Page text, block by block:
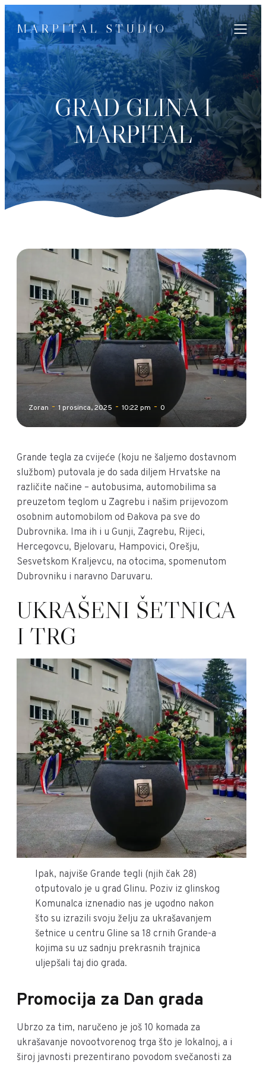
MARPITAL STUDIO
GRAD GLINA I
MARPITAL
Zoran - 1 prosinca, 2025 - 10:22 pm - 0
Grande tegla za cvijeće (koju ne šaljemo dostavnom
službom) putovala je do sada diljem Hrvatske na
različite načine – autobusima, automobilima sa
preuzetom teglom u Zagrebu i našim prijevozom
osobnim automobilom od Đakova pa sve do
Dubrovnika. Ima ih i u Gunji, Zagrebu, Rijeci,
Hercegovcu, Bjelovaru, Hampovici, Orešju,
Sesvetskom Kraljevcu, na otocima, spomenutom
Dubrovniku i naravno Daruvaru.
UKRAŠENI ŠETNICA
I TRG
Ipak, najviše Grande tegli (njih čak 28)
otputovalo je u grad Glinu. Poziv iz glinskog
Komunalca iznenadio nas je ugodno nakon
što su izrazili svoju želju za ukrašavanjem
šetnice u centru Gline sa 18 crnih Grande-a
kojima su uz sadnju prekrasnih trajnica
uljepšali taj dio grada.
Promocija za Dan grada
Ubrzo za tim, naručeno je još 10 komada za
ukrašavanje novootvorenog trga što je lokalnoj, a i
široj javnosti prezentirano povodom svečanosti za